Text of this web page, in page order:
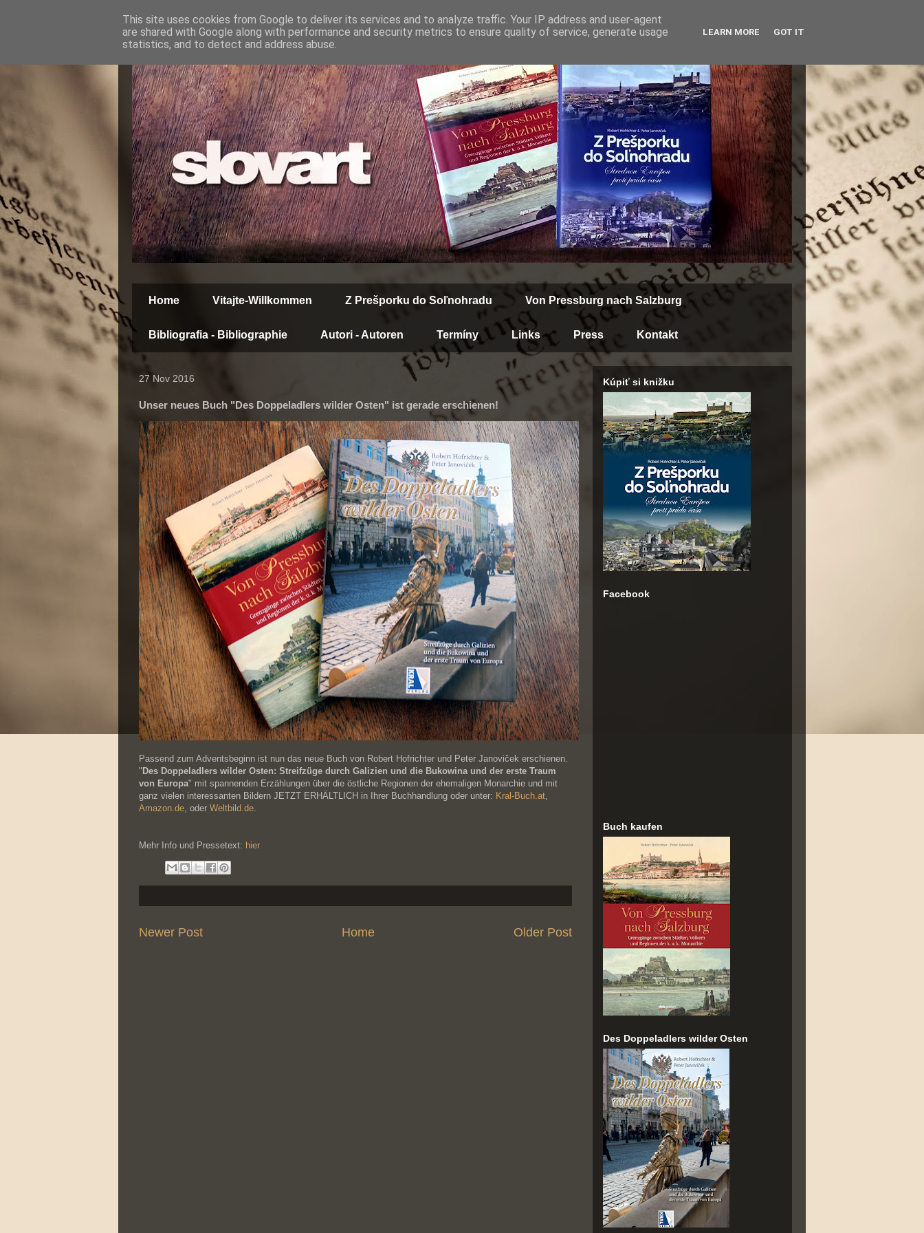
Home Vitajte-Willkommen Z Prešporku do Soľnohradu Von Pressburg nach Salzburg
Bibliografia - Bibliographie Autori - Autoren Termíny Links Press Kontakt
27 Nov 2016
Unser neues Buch "Des Doppeladlers wilder Osten" ist gerade erschienen!
Passend zum Adventsbeginn ist nun das neue Buch von Robert Hofrichter und Peter Janoviček erschienen.
" Des Doppeladlers wilder Osten: Streifzüge durch Galizien und die Bukowina und der erste Traum
von Europa" mit spannenden Erzählungen über die östliche Regionen der ehemaligen Monarchie und mit
ganz vielen interessanten Bildern JETZT ERHÄLTLICH in Ihrer Buchhandlung oder unter: Kral-Buch.at,
Amazon.de, oder Weltbild.de.
Mehr Info und Pressetext: hier
Newer Post Older Post
Home
Kúpiť si knižku
Facebook
Buch kaufen
Des Doppeladlers wilder Osten
This site uses cookies from Google to deliver its services and to analyze traffic. Your IP address and user-agent
are shared with Google along with performance and security metrics to ensure quality of service, generate usage
statistics, and to detect and address abuse.
LEARN MORE GOT IT